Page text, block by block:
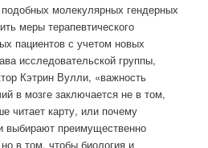
молекулярных гендерных
меры терапевтического
пациентов с учетом новых
исследовательской группы,
Кэтрин Вулли, «важность
в мозге заключается не в том,
читает карту, или почему
выбирают преимущественно
в том, чтобы биология и